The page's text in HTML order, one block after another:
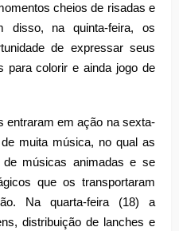
cheios de risadas e
disso, na quinta-feira, os
de expressar seus
para colorir e ainda jogo de
entraram em ação na sexta-
muita música, no qual as
músicas animadas e se
que os transportaram
Na quarta-feira (18) a
distribuição de lanches e